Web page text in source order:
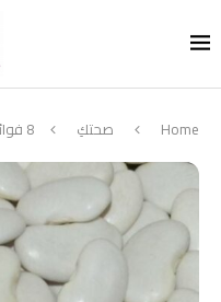
Home صحتكِ 8 فوائد للفاصوليا البيضاء